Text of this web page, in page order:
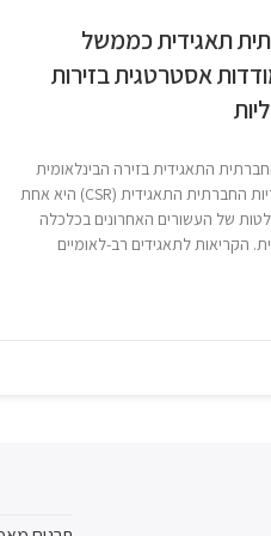
תאגידית כממשל
אסטרטגית בזירות
התאגידית בזירה הבינלאומית
עלייתה של האחריות החברתית התאגידית (CSR) היא אחת
של העשורים האחרונים בכלכלה
הקריאות לתאגידים רב-לאומיים